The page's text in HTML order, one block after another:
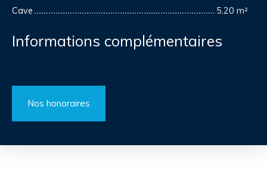
Cave
5,20 m²
Informations complémentaires
Nos honoraires